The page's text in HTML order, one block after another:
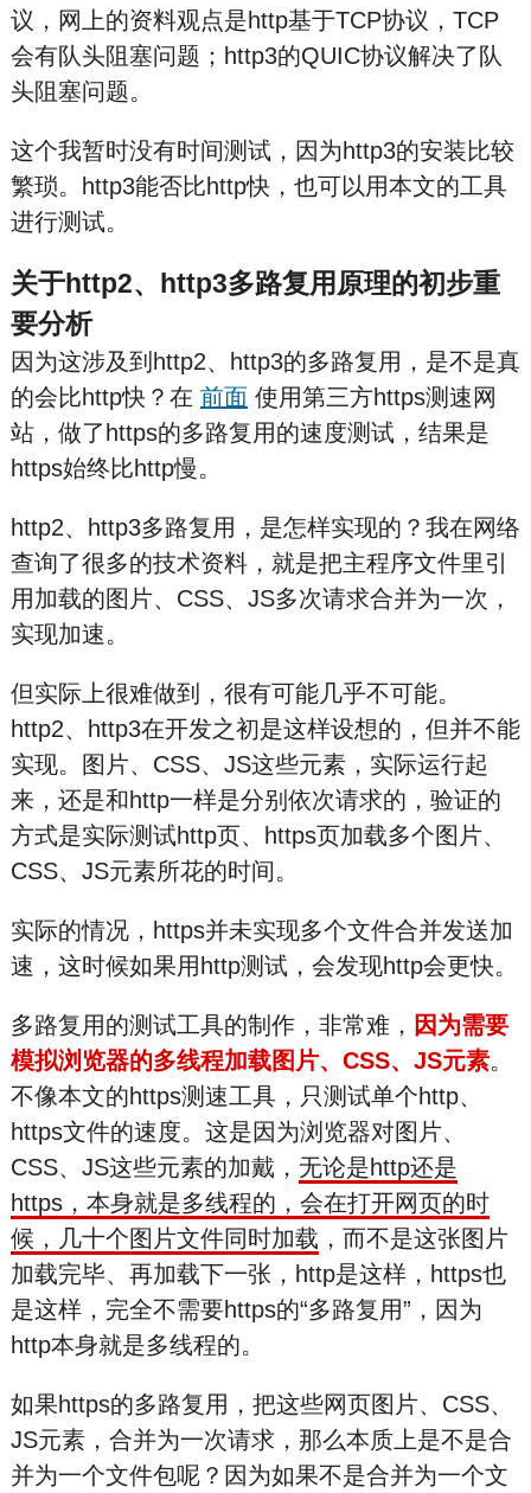
议，网上的资料观点是http基于TCP协议，TCP
会有队头阻塞问题；http3的QUIC协议解决了队
头阻塞问题。
这个我暂时没有时间测试，因为http3的安装比较
繁琐。http3能否比http快，也可以用本文的工具
进行测试。
关于http2、http3多路复用原理的初步重
要分析
因为这涉及到http2、http3的多路复用，是不是真
的会比http快？在 前面 使用第三方https测速网
站，做了https的多路复用的速度测试，结果是
https始终比http慢。
http2、http3多路复用，是怎样实现的？我在网络
查询了很多的技术资料，就是把主程序文件里引
用加载的图片、CSS、JS多次请求合并为一次，
实现加速。
但实际上很难做到，很有可能几乎不可能。
http2、http3在开发之初是这样设想的，但并不能
实现。图片、CSS、JS这些元素，实际运行起
来，还是和http一样是分别依次请求的，验证的
方式是实际测试http页、https页加载多个图片、
CSS、JS元素所花的时间。
实际的情况，https并未实现多个文件合并发送加
速，这时候如果用http测试，会发现http会更快。
多路复用的测试工具的制作，非常难， 因为需要
模拟浏览器的多线程加载图片、CSS、JS元素。
不像本文的https测速工具，只测试单个http、
https文件的速度。这是因为浏览器对图片、
CSS、JS这些元素的加戴， 无论是http还是
https，本身就是多线程的，会在打开网页的时
候，几十个图片文件同时加载 ，而不是这张图片
加载完毕、再加载下一张，http是这样，https也
是这样，完全不需要https的“多路复用”，因为
http本身就是多线程的。
如果https的多路复用，把这些网页图片、CSS、
JS元素，合并为一次请求，那么本质上是不是合
并为一个文件包呢？因为如果不是合并为一个文